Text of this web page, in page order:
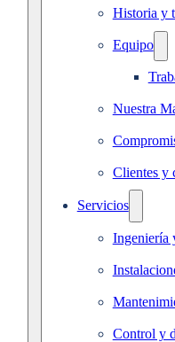
Historia y
Equipo
Nuestra
Clientes y
Servicios
Ingeniería
Control y